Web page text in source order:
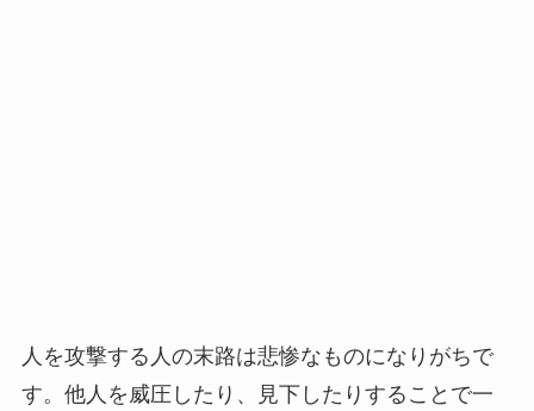
人を攻撃する人の末路は悲惨なものになりがちで
す。他人を威圧したり、見下したりすることで一